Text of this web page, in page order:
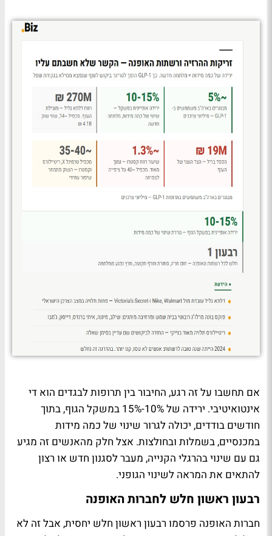
אם תחשבו על זה רגע, החיבור בין תרופות לבגדים הוא די
אינטואיטיבי. ירידה של 10%-15% במשקל הגוף, בתוך
חודשים בודדים, יכולה לגרור שינוי של כמה מידות
במכנסיים, בשמלות ובחולצות. אצל חלק מהאנשים זה מגיע
גם עם שינוי בהרגלי הקנייה, מעבר לסגנון חדש או רצון
להתאים את המראה לשינוי הגופני.
רבעון ראשון חלש לחברות האופנה
חברות האופנה פרסמו רבעון ראשון חלש יחסית, אבל זה לא